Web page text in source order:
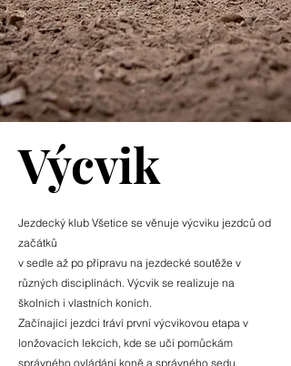
Výcvik
Jezdecký klub Všetice se věnuje výcviku jezdců od
začátků
v sedle až po přípravu na jezdecké soutěže v
různých disciplínách. Výcvik se realizuje na
školních i vlastních koních.
Začínající jezdci tráví první výcvikovou etapa v
lonžovacích lekcích, kde se učí pomůckám
správného ovládání koně a správného sedu